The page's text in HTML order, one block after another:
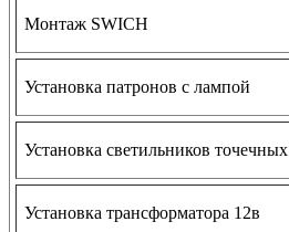
Монтаж SWICH
Установка патронов с лампой
Установка светильников точечных
Установка трансформатора 12в